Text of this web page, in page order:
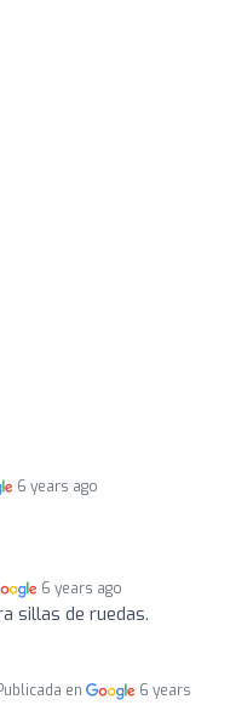
6 years ago
6 years ago
sillas de ruedas.
en
6 years